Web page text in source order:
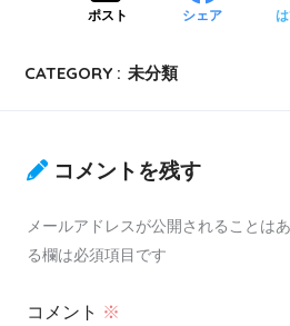
ポスト シェア
CATEGORY : 未分類
コメントを残す
メールアドレスが公開されることはあ
る欄は必須項目です
コメント ※